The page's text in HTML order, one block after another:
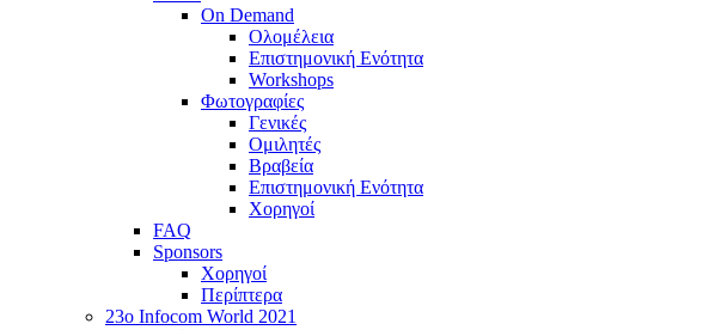
On Demand
Ολομέλεια
Επιστημονική Ενότητα
Workshops
Φωτογραφίες
Γενικές
Ομιλητές
Βραβεία
Επιστημονική Ενότητα
Χορηγοί
FAQ
Sponsors
Χορηγοί
Περίπτερα
23o Infocom World 2021